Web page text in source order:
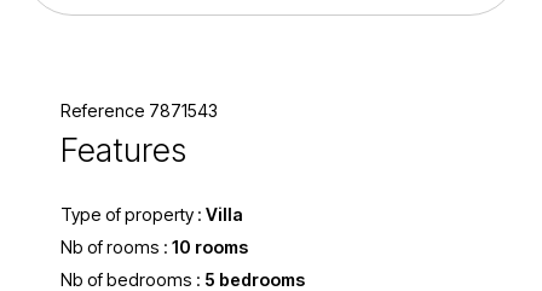
Reference 7871543
Features
Type of property : Villa
Nb of rooms : 10 rooms
Nb of bedrooms : 5 bedrooms